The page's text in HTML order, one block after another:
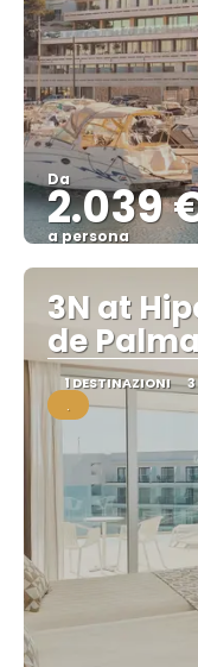
Da
2.039
a persona
3N at
de
1 DESTINAZIONI 3
.